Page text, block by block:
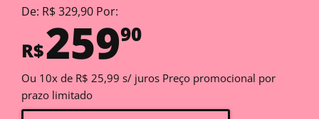
De: R$ 329,90 Por:
R$25990
Ou 10x de R$ 25,99 s/ juros Preço promocional por
prazo limitado